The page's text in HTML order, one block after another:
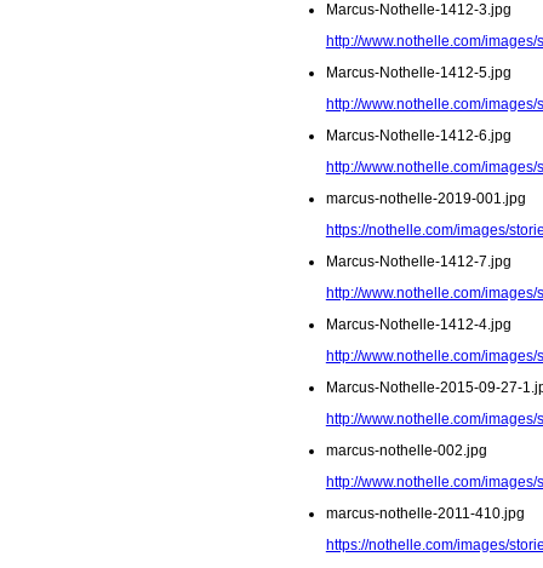
Marcus-Nothelle-1412-3.jpg
http://www.nothelle.com/
Marcus-Nothelle-1412-5.jpg
http://www.nothelle.com/
Marcus-Nothelle-1412-6.jpg
http://www.nothelle.com/
marcus-nothelle-2019-001.jpg
https://nothelle.com/images/
Marcus-Nothelle-1412-7.jpg
http://www.nothelle.com/
Marcus-Nothelle-1412-4.jpg
http://www.nothelle.com/
Marcus-Nothelle-2015-09-27-
http://www.nothelle.com/
marcus-nothelle-002.jpg
http://www.nothelle.com/
marcus-nothelle-2011-410.jpg
https://nothelle.com/images/